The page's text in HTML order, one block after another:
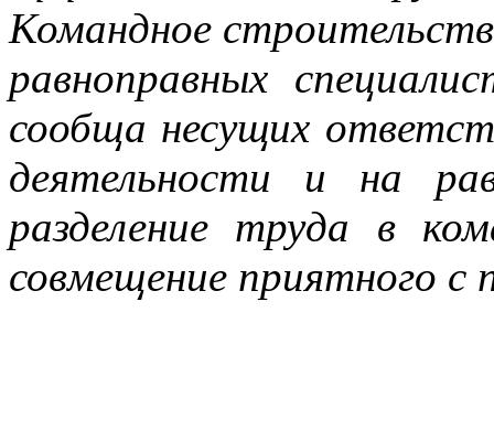
Командное
равноправных
сообща несущих
деятельности и на
разделение труда в
совмещение приятного с